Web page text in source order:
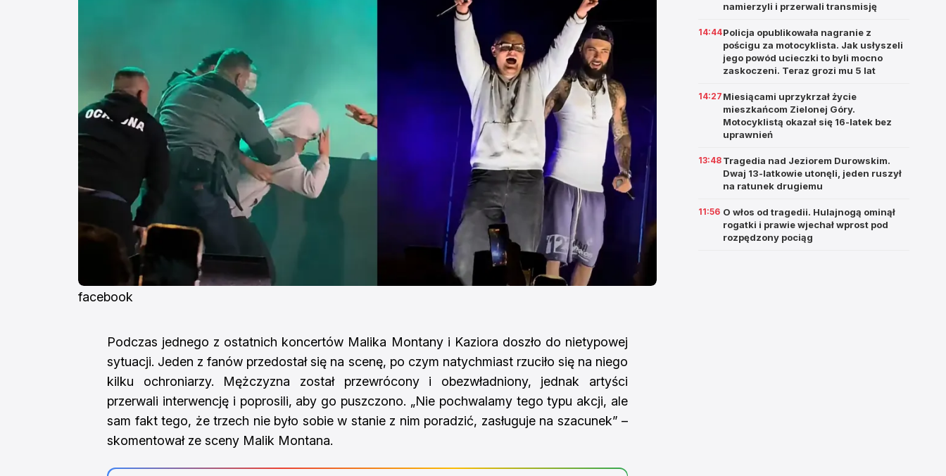
facebook
Podczas jednego z ostatnich koncertów Malika Montany i Kaziora doszło do nietypowej
sytuacji. Jeden z fanów przedostał się na scenę, po czym natychmiast rzuciło się na niego
kilku ochroniarzy. Mężczyzna został przewrócony i obezwładniony, jednak artyści
przerwali interwencję i poprosili, aby go puszczono. „Nie pochwalamy tego typu akcji, ale
sam fakt tego, że trzech nie było sobie w stanie z nim poradzić, zasługuje na szacunek” –
skomentował ze sceny Malik Montana.
namierzyli i przerwali transmisję
14:44Policja opublikowała nagranie z
pościgu za motocyklista. Jak usłyszeli
jego powód ucieczki to byli mocno
zaskoczeni. Teraz grozi mu 5 lat
14:27 Miesiącami uprzykrzał życie
mieszkańcom Zielonej Góry.
Motocyklistą okazał się 16-latek bez
uprawnień
13:48 Tragedia nad Jeziorem Durowskim.
Dwaj 13-latkowie utonęli, jeden ruszył
na ratunek drugiemu
11:56 O włos od tragedii. Hulajnogą ominął
rogatki i prawie wjechał wprost pod
rozpędzony pociąg